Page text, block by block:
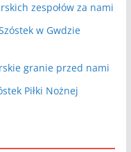
zespołów za nami
w Gwdzie
granie przed nami
Piłki Nożnej